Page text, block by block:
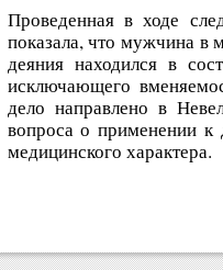
Проведенная в ходе
показала, что мужчина в
деяния находился в
исключающего
дело направлено в
вопроса о применении
медицинского характера.